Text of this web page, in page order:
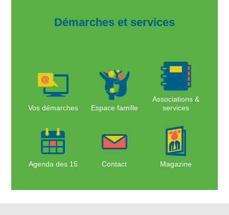
Démarches et services
Vos démarches Espace famille
Associations &
services
Agenda des 15 Contact Magazine